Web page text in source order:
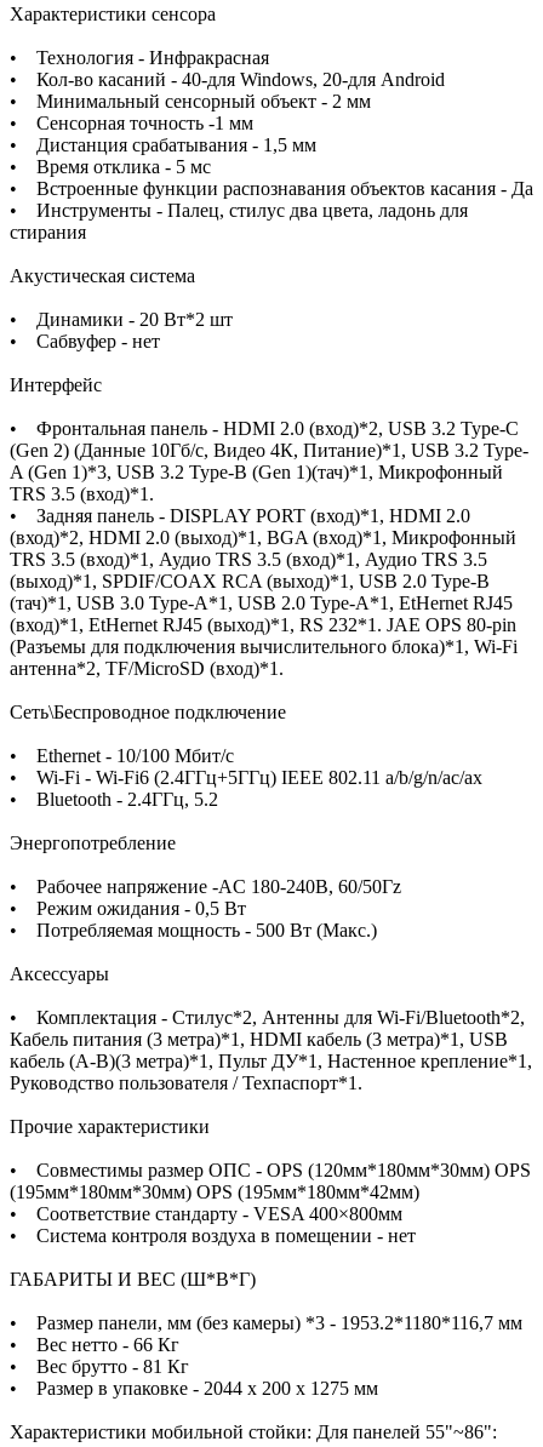
Характеристики сенсора
• Технология - Инфракрасная
• Кол-во касаний - 40-для Windows, 20-для Android
• Минимальный сенсорный объект - 2 мм
• Сенсорная точность -1 мм
• Дистанция срабатывания - 1,5 мм
• Время отклика - 5 мс
• Встроенные функции распознавания объектов касания - Да
• Инструменты - Палец, стилус два цвета, ладонь для
стирания
Акустическая система
• Динамики - 20 Вт*2 шт
• Сабвуфер - нет
Интерфейс
• Фронтальная панель - HDMI 2.0 (вход)*2, USB 3.2 Type-C
(Gen 2) (Данные 10Гб/с, Видео 4К, Питание)*1, USB 3.2 Type-
A (Gen 1)*3, USB 3.2 Type-B (Gen 1)(тач)*1, Микрофонный
TRS 3.5 (вход)*1.
• Задняя панель - DISPLAY PORT (вход)*1, HDMI 2.0
(вход)*2, HDMI 2.0 (выход)*1, ВGA (вход)*1, Микрофонный
TRS 3.5 (вход)*1, Аудио TRS 3.5 (вход)*1, Аудио TRS 3.5
(выход)*1, SPDIF/COAX RCA (выход)*1, USB 2.0 Type-B
(тач)*1, USB 3.0 Type-A*1, USB 2.0 Type-A*1, EtHernet RJ45
(вход)*1, EtHernet RJ45 (выход)*1, RS 232*1. JAE OPS 80-pin
(Разъемы для подключения вычислительного блока)*1, Wi-Fi
антенна*2, TF/MicroSD (вход)*1.
Сеть\Беспроводное подключение
• Ethernet - 10/100 Мбит/с
• Wi-Fi - Wi-Fi6 (2.4ГГц+5ГГц) IEEE 802.11 a/b/g/n/ac/ax
• Bluetooth - 2.4ГГц, 5.2
Энергопотребление
• Рабочее напряжение -AC 180-240В, 60/50Гz
• Режим ожидания - 0,5 Вт
• Потребляемая мощность - 500 Вт (Макс.)
Аксессуары
• Комплектация - Стилус*2, Антенны для Wi-Fi/Bluetooth*2,
Кабель питания (3 метра)*1, HDMI кабель (3 метра)*1, USB
кабель (A-B)(3 метра)*1, Пульт ДУ*1, Настенное крепление*1,
Руководство пользователя / Техпаспорт*1.
Прочие характеристики
• Совместимы размер ОПС - OPS (120мм*180мм*30мм) OPS
(195мм*180мм*30мм) OPS (195мм*180мм*42мм)
• Соответствие стандарту - VESA 400×800мм
• Система контроля воздуха в помещении - нет
ГАБАРИТЫ И ВЕС (Ш*В*Г)
• Размер панели, мм (без камеры) *3 - 1953.2*1180*116,7 мм
• Вес нетто - 66 Кг
• Вес брутто - 81 Кг
• Размер в упаковке - 2044 x 200 x 1275 мм
Характеристики мобильной стойки: Для панелей 55"~86":